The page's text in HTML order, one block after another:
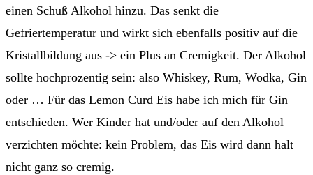
einen Schuß Alkohol hinzu. Das senkt die
Gefriertemperatur und wirkt sich ebenfalls positiv auf die
Kristallbildung aus -> ein Plus an Cremigkeit. Der Alkohol
sollte hochprozentig sein: also Whiskey, Rum, Wodka, Gin
oder … Für das Lemon Curd Eis habe ich mich für Gin
entschieden. Wer Kinder hat und/oder auf den Alkohol
verzichten möchte: kein Problem, das Eis wird dann halt
nicht ganz so cremig.